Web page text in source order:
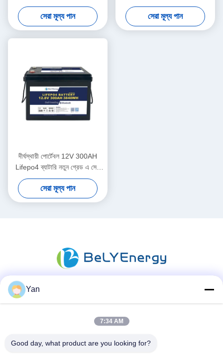
12v Lifepo4 ব্যাটারি প্যাক
সেরা মূল্য পান
লাইফপো৪ লং লাইফ ব্যাটারি ফর
মোটরহ্যাম
সেরা মূল্য পান
দীর্ঘস্থায়ী পোর্টেবল 12V 300AH
Lifepo4 ব্যাটারি নতুন গ্রেড এ সেল
দীর্ঘ চক্র জীবন
সেরা মূল্য পান
দ্রুত যোগাযোগ
Yan
7:34 AM
Good day, what product are you looking for?